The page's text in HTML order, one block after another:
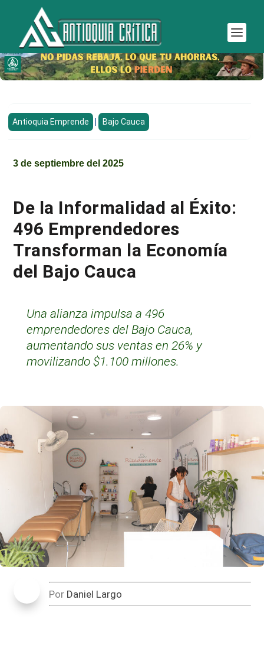
Antioquia Emprende Bajo Cauca
3 de septiembre del 2025
De la Informalidad al Éxito:
496 Emprendedores
Transforman la Economía
del Bajo Cauca
Una alianza impulsa a 496
emprendedores del Bajo Cauca,
aumentando sus ventas en 26% y
movilizando $1.100 millones.
Por Daniel Largo